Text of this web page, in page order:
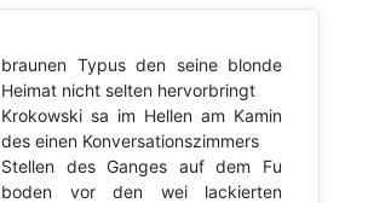
braunen Typus den seine blonde
Heimat nicht selten hervorbringt
Krokowski sa im Hellen am Kamin
des einen Konversationszimmers
Stellen des Ganges auf dem Fu
boden vor den wei lackierten